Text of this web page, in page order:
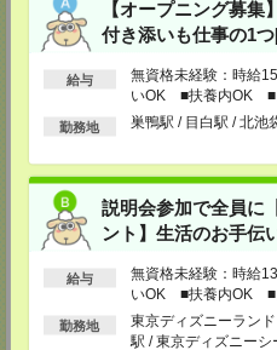
【オープニング募
付き添いも仕事の1
給与
無資格未経験：時給
いOK ■扶養内OK ■
以上
勤務地 巣鴨駅 / 目白駅 / 北池
説明会参加で全員に
ント】生活のお手伝
給与
無資格未経験：時給
いOK ■扶養内OK ■
以上
勤務地
東京ディズニーラン
駅 / 東京ディズニーシ
東京都立川市曙町2-34-7 ファーレイ
TEL：0120-659-460
MAIL：
担当：採用担当
〒220-8136
TEL：0120-659-459
MAIL：
担当：採用担当
CS大宮支店
〒330-0854 埼玉県さいたま市大宮
ウイング 9階
TEL：0120-769-355
MAIL：
担当：採用担当